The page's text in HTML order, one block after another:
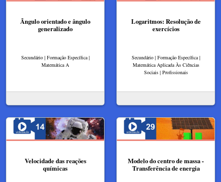
Ângulo orientado e ângulo
generalizado
Secundário | Formação Específica |
Matemática A
Logaritmos: Resolução de
exercícios
Secundário | Formação Específica |
Matemática Aplicada Às Ciências
Sociais | Profissionais
Velocidade das reações
químicas
Modelo do centro de massa -
Transferência de energia